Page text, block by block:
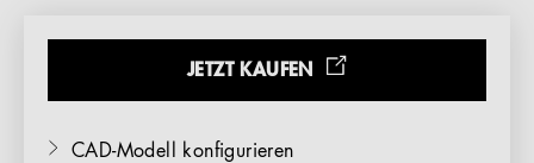
JETZT KAUFEN
CAD-Modell konfigurieren